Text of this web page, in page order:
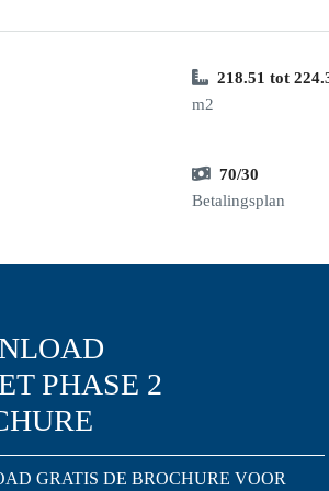
218.51 tot
m2
70/30
Betalingsplan
PHASE 2
GRATIS DE BROCHURE VOOR